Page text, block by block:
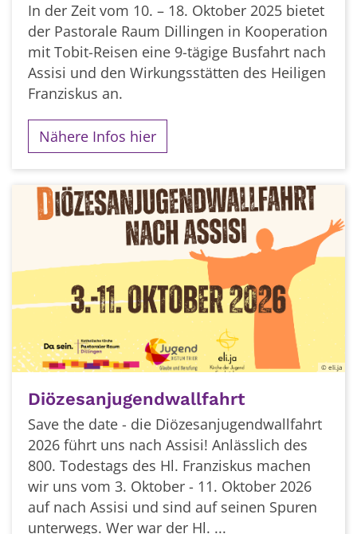
In der Zeit vom 10. – 18. Oktober 2025 bietet
der Pastorale Raum Dillingen in Kooperation
mit Tobit-Reisen eine 9-tägige Busfahrt nach
Assisi und den Wirkungsstätten des Heiligen
Franziskus an.
Nähere Infos hier
© eli.ja
Diözesanjugendwallfahrt
Save the date - die Diözesanjugendwallfahrt
2026 führt uns nach Assisi! Anlässlich des
800. Todestags des Hl. Franziskus machen
wir uns vom 3. Oktober - 11. Oktober 2026
auf nach Assisi und sind auf seinen Spuren
unterwegs. Wer war der Hl. ...